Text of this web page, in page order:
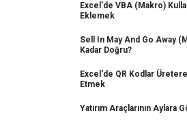
Excel'de VBA (Makro)
Eklemek
Sell In May And Go Away
Kadar Doğru?
Excel'de QR Kodlar
Etmek
Yatırım Araçlarının Aylara